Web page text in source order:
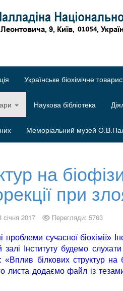
Українське біохімічне
Наукова бібліотека
Меморіальний музей
на
при
січня 2017 Перегляди: 5763
сучасної
Інституту будемо
білкових структур на
листа додаємо файл із